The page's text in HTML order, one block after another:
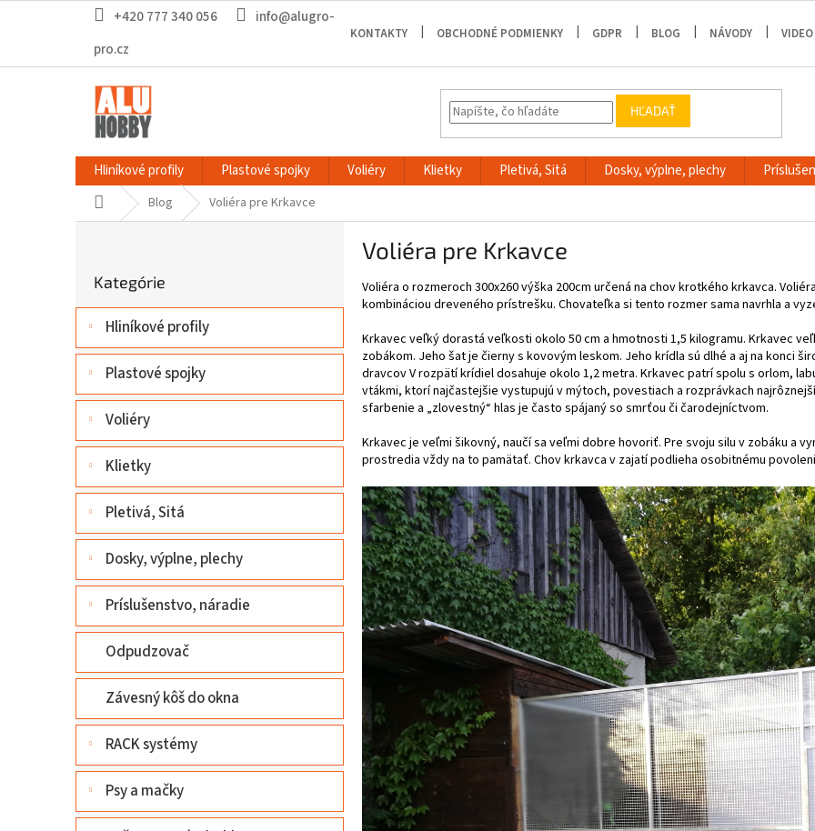
+420 777 340 056
info@alugro-
pro.cz
KONTAKTY OBCHODNÉ PODMIENKY GDPR BLOG NÁVODY VIDEO
HĽADAŤ
Hliníkové profily Plastové spojky Voliéry Klietky Pletivá, Sitá Dosky, výplne, plechy
DomovBlog Voliéra pre Krkavce
ý
a
e
kategórie
Kategórie
Hliníkové profily
Plastové spojky
Voliéry
Klietky
Pletivá, Sitá
Dosky, výplne, plechy
Príslušenstvo, náradie
Odpudzovač
Závesný kôš do okna
RACK systémy
Psy a mačky
Voliéra pre Krkavce
Voliéra o rozmeroch 300x260 výška 200cm určená na chov krotkého krkavca.
kombináciou dreveného prístrešku. Chovateľka si tento rozmer sama navrhla a
Krkavec veľký dorastá veľkosti okolo 50 cm a hmotnosti 1,5 kilogramu. Krkavec
zobákom. Jeho šat je čierny s kovovým leskom. Jeho krídla sú dlhé a aj na konci
dravcov V rozpätí krídiel dosahuje okolo 1,2 metra. Krkavec patrí spolu s orlom,
vtákmi, ktorí najčastejšie vystupujú v mýtoch, povestiach a rozprávkach
sfarbenie a „zlovestný“ hlas je často spájaný so smrťou či čarodejníctvom.
Krkavec je veľmi šikovný, naučí sa veľmi dobre hovoriť. Pre svoju silu v zobáku a
prostredia vždy na to pamätať. Chov krkavca v zajatí podlieha osobitnému